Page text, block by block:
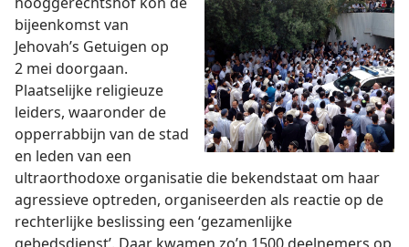
bijeenkomst van
Jehovah’s Getuigen op
2 mei doorgaan.
Plaatselijke religieuze
leiders, waaronder de
opperrabbijn van de stad
en leden van een
ultraorthodoxe organisatie die bekendstaat om haar
agressieve optreden, organiseerden als reactie op de
rechterlijke beslissing een ‘gezamenlijke